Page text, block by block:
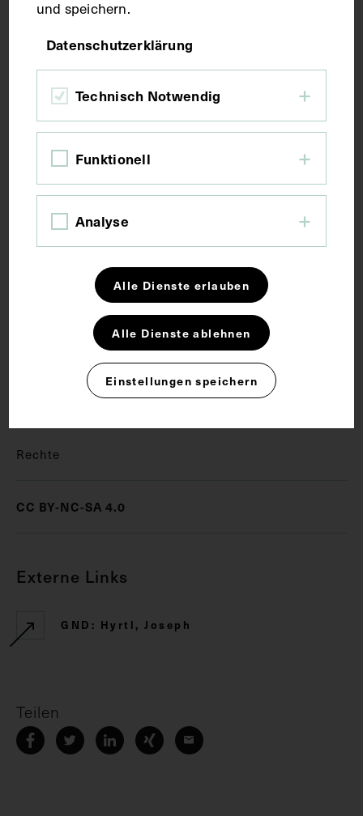
Fotografie
Bildmaß 9,7 x 6,3 cm
Kurzbeschreibung
Rückseitig sind nachträglich lebensgeschichtliche
Daten notiert worden. Die Fotografie wurde von
angefertigt. Neg I 177/28, 29 Neg III 133/4
Schlagwörter
Rechte
CC BY-NC-SA 4.0
Externe Links
GND: Hyrtl, Joseph
Teilen
und speichern.
Datenschutzerklärung
Technisch Notwendig
Funktionell
Analyse
Alle Dienste erlauben
Alle Dienste ablehnen
Einstellungen speichern